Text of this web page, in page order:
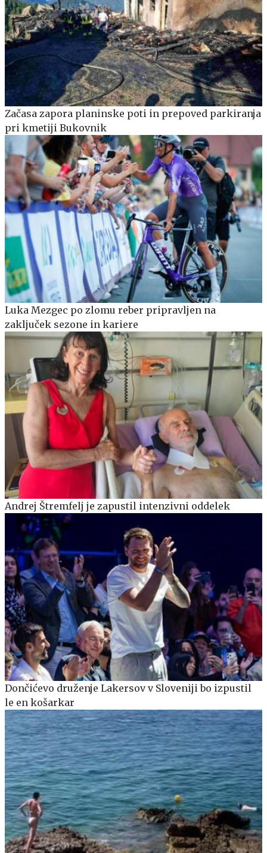
Začasa zapora planinske poti in prepoved parkiranja
pri kmetiji Bukovnik
Luka Mezgec po zlomu reber pripravljen na
zaključek sezone in kariere
Andrej Štremfelj je zapustil intenzivni oddelek
Dončićevo druženje Lakersov v Sloveniji bo izpustil
le en košarkar